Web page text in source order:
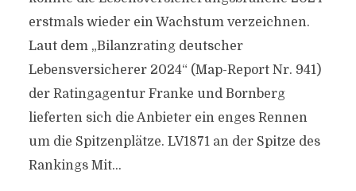
erstmals wieder ein Wachstum verzeichnen.
Laut dem „Bilanzrating deutscher
Lebensversicherer 2024“ (Map-Report Nr. 941)
der Ratingagentur Franke und Bornberg
lieferten sich die Anbieter ein enges Rennen
um die Spitzenplätze. LV1871 an der Spitze des
Rankings Mit...